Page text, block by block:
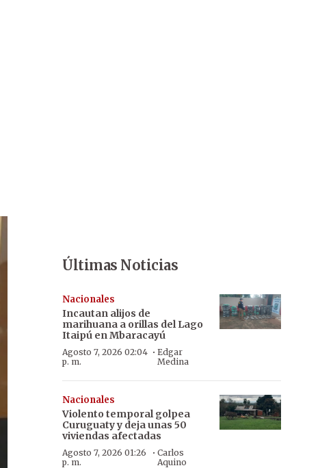
Últimas Noticias
Nacionales
Incautan alijos de
marihuana a orillas del Lago
Itaipú en Mbaracayú
Agosto 7, 2026 02:04
p. m.
· Edgar
Medina
Nacionales
Violento temporal golpea
Curuguaty y deja unas 50
viviendas afectadas
Agosto 7, 2026 01:26
p. m.
· Carlos
Aquino